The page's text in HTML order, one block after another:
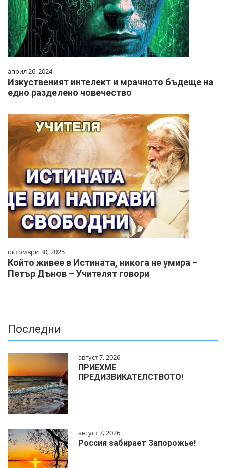
април 26, 2024
Изкуственият интелект и мрачното бъдеще на
едно разделено човечество
октомври 30, 2025
Който живее в Истината, никога не умира –
Петър Дънов – Учителят говори
Последни
август 7, 2026
ПРИЕХМЕ
ПРЕДИЗВИКАТЕЛСТВОТО!
август 7, 2026
Россия забирает Запорожье!